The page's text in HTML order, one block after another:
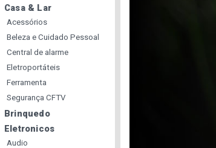
Casa & Lar
Acessórios
Beleza e Cuidado Pessoal
Central de alarme
Eletroportáteis
Ferramenta
Segurança CFTV
Brinquedo
Eletronicos
Audio